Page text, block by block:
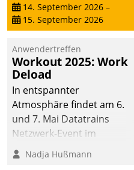
14. September 2026 –
15. September 2026
Anwendertreffen
Workout 2025: Work
Deload
In entspannter
Atmosphäre findet am 6.
und 7. Mai Datatrains
Netzwerk-Event im
Kunden- und Partnerkreis
statt. Zentrale Frage: Wie
Nadja Hußmann